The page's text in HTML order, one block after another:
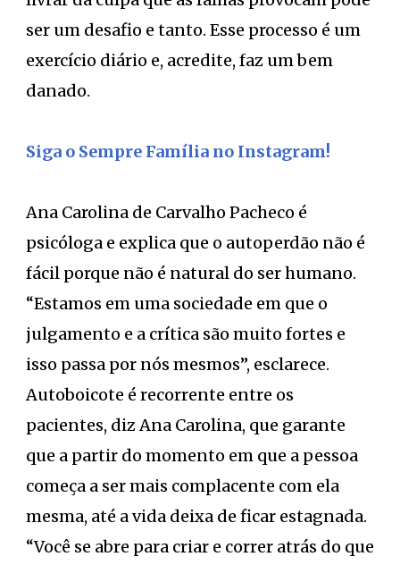
ser um desafio e tanto. Esse processo é um
exercício diário e, acredite, faz um bem
danado.
Siga o Sempre Família no Instagram!
Ana Carolina de Carvalho Pacheco é
psicóloga e explica que o autoperdão não é
fácil porque não é natural do ser humano.
“Estamos em uma sociedade em que o
julgamento e a crítica são muito fortes e
isso passa por nós mesmos”, esclarece.
Autoboicote é recorrente entre os
pacientes, diz Ana Carolina, que garante
que a partir do momento em que a pessoa
começa a ser mais complacente com ela
mesma, até a vida deixa de ficar estagnada.
“Você se abre para criar e correr atrás do que